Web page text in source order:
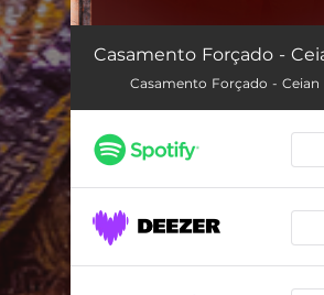
Casamento Forçado
Casamento Forçado -
Casamento Forçado - Ceian